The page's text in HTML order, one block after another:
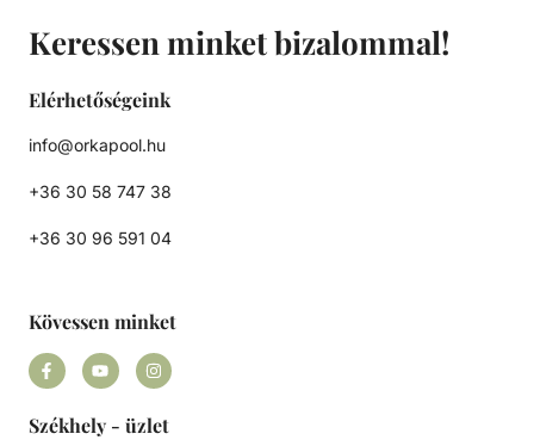
Keressen minket bizalommal!
Elérhetőségeink
info@orkapool.hu
+36 30 58 747 38
+36 30 96 591 04
Kövessen minket
Székhely - üzlet